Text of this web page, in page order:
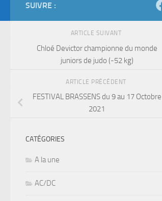
SUIVRE :
ARTICLE SUIVANT
Chloé Devictor championne du monde
juniors de judo (-52 kg)
ARTICLE PRÉCÉDENT
FESTIVAL BRASSENS du 9 au 17 Octobre
2021
CATÉGORIES
A la une
AC/DC